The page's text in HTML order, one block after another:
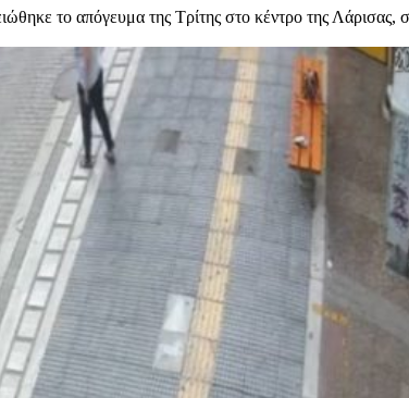
το απόγευμα της Τρίτης στο κέντρο της Λάρισας,